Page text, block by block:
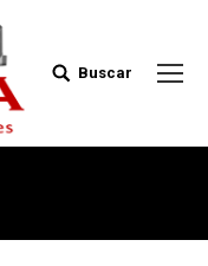
Buscar:
Buscar